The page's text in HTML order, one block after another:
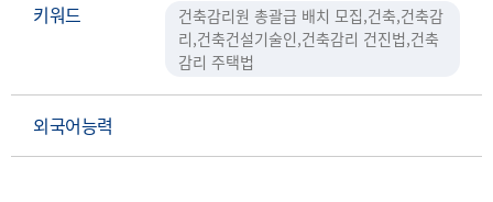
키워드
건축감리원 총괄급 배치 모집,건축,건축감
리,건축건설기술인,건축감리 건진법,건축
감리 주택법
외국어능력